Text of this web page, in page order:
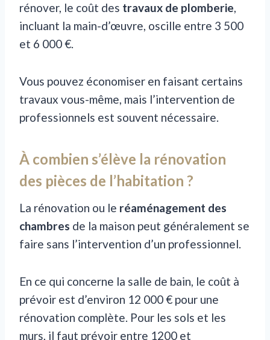
rénover, le coût des travaux de plomberie,
incluant la main-d’œuvre, oscille entre 3 500
et 6 000 €.
Vous pouvez économiser en faisant certains
travaux vous-même, mais l’intervention de
professionnels est souvent nécessaire.
À combien s’élève la rénovation
des pièces de l’habitation ?
La rénovation ou le réaménagement des
chambres de la maison peut généralement se
faire sans l’intervention d’un professionnel.
En ce qui concerne la salle de bain, le coût à
prévoir est d’environ 12 000 € pour une
rénovation complète. Pour les sols et les
murs, il faut prévoir entre 1200 et